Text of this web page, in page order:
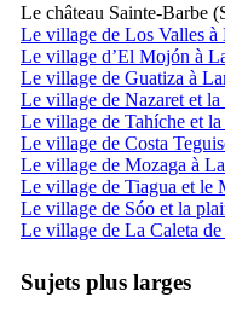
Le château Sainte-Barbe
Le village de Los Valles à
Le village d’El Mojón à
Le village de Guatiza à
Le village de Nazaret et
Le village de Tahíche et
Le village de Costa
Le village de Mozaga à
Le village de Tiagua et le
Le village de Sóo et la
Le village de La Caleta
Sujets plus larges